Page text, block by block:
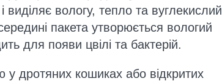
вологу, тепло та вуглекислий
пакета утворюється вологий
для появи цвілі та бактерій.
у дротяних кошиках або відкритих